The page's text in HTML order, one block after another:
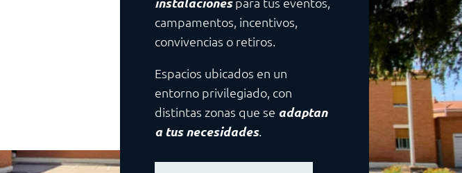
campamentos, incentivos,
convivencias o retiros.
Espacios ubicados en un
entorno privilegiado, con
distintas zonas que se adaptan
a tus necesidades.